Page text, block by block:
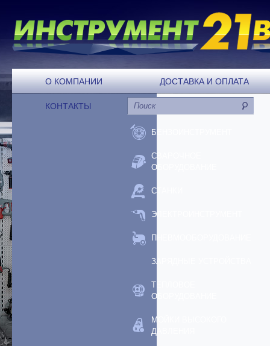
О КОМПАНИИ ДОСТАВКА И ОПЛАТА
КОНТАКТЫ
БЕНЗОИНСТРУМЕНТ
СВАРОЧНОЕ
ОБОРУДОВАНИЕ
СТАНКИ
ЭЛЕКТРОИНСТРУМЕНТ
ПНЕВМООБОРУДОВАНИЕ
ЗАРЯДНЫЕ УСТРОЙСТВА
ТЕПЛОВОЕ
ОБОРУДОВАНИЕ
МОЙКИ ВЫСОКОГО
ДАВЛЕНИЯ